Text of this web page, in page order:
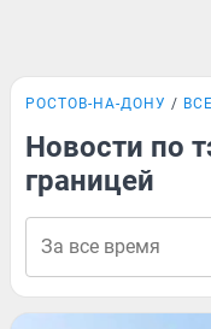
РОСТОВ-НА-ДОНУ
Новости по
границей